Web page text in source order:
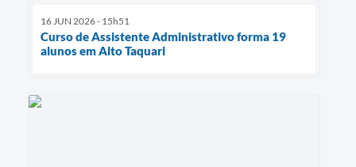
16 JUN 2026 - 15h51
Curso de Assistente Administrativo forma 19
alunos em Alto Taquari